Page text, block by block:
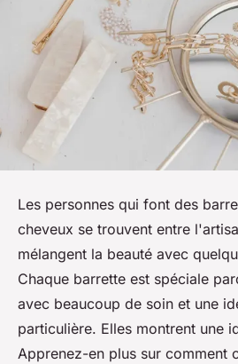
Les personnes qui font des
cheveux se trouvent entre
mélangent la beauté avec
Chaque barrette est spéciale
avec beaucoup de soin et une
particulière. Elles montrent une
Apprenez-en plus sur comment